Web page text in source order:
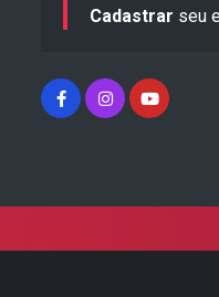
Cadastrar seu